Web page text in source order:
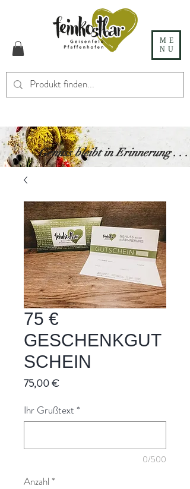
ME
NU
Genuss bleibt in Erinnerung . . .
75 €
GESCHENKGUT
SCHEIN
75,00 €Preis
Ihr Grußtext *
0/500
Anzahl *